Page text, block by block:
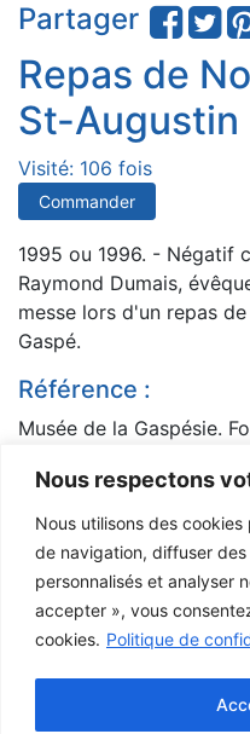
Nous respectons
Nous utilisons des
de navigation, diffuser
personnalisés et analyser
accepter », vous
cookies. Politique de
Partager
Repas de
St-Augustin
Visité: 106 fois
Commander
1995 ou 1996. - Négatif
Raymond Dumais,
messe lors d'un repas
Gaspé.
Référence :
Musée de la Gaspésie.
Mgr Raymond Dumais
repas de Noël
Gaspé
Les commentaires sont
pas modifier l’œuvre et